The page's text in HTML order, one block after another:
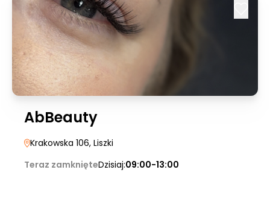
AbBeauty
Krakowska 106, Liszki
Teraz zamknięteDzisiaj:09:00-13:00